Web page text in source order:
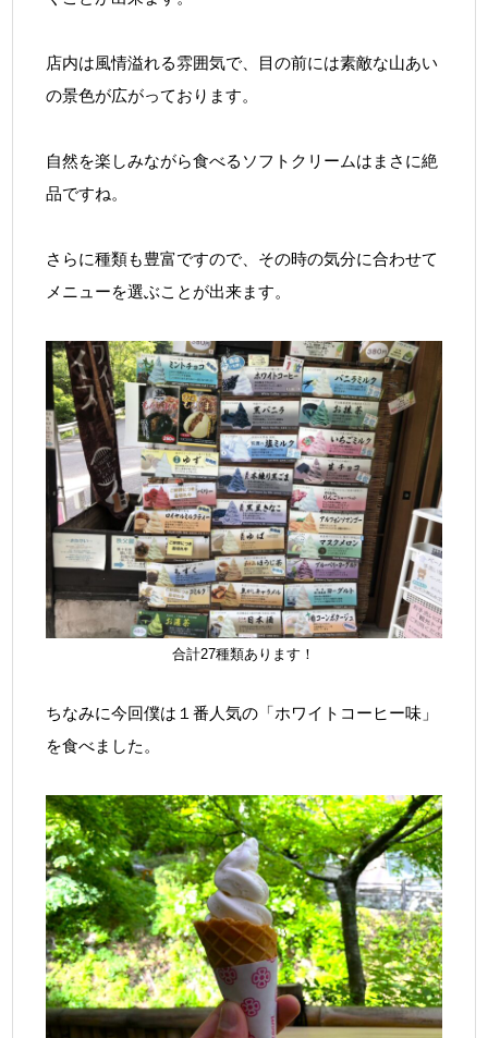
店内は風情溢れる雰囲気で、目の前には素敵な山あい
の景色が広がっております。
自然を楽しみながら食べるソフトクリームはまさに絶
品ですね。
さらに種類も豊富ですので、その時の気分に合わせて
メニューを選ぶことが出来ます。
合計27種類あります！
ちなみに今回僕は１番人気の「ホワイトコーヒー味」
を食べました。